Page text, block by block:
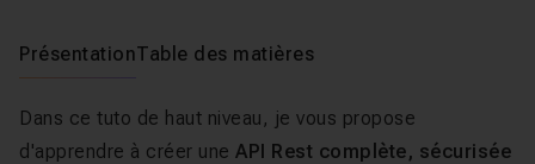
PrésentationTable des matières
Dans ce tuto de haut niveau, je vous propose
d'apprendre à créer une API Rest complète, sécurisée